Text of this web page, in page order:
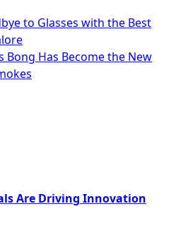
to Glasses with the Best
Bong Has Become the New
Are Driving Innovation